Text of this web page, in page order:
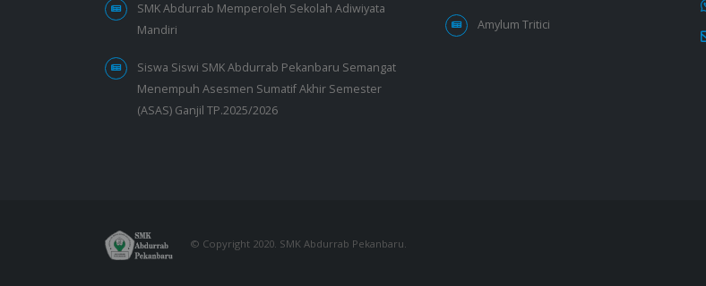
SMK Abdurrab Memperoleh Sekolah Adiwiyata
Mandiri
Siswa Siswi SMK Abdurrab Pekanbaru Semangat
Menempuh Asesmen Sumatif Akhir Semester
(ASAS) Ganjil TP.2025/2026
Amylum Tritici
© Copyright 2020. SMK Abdurrab Pekanbaru.